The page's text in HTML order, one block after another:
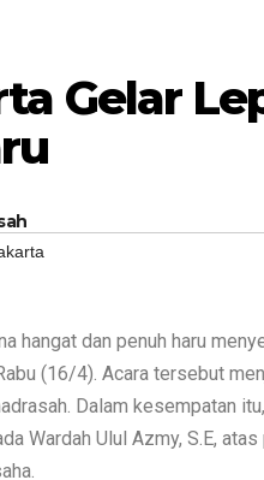
Gelar
hangat dan penuh haru
(16/4). Acara tersebut
Dalam kesempatan
Wardah Ulul Azmy, S.E,